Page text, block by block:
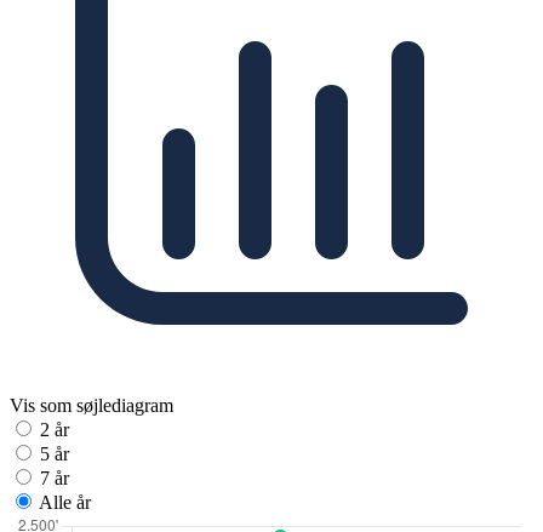
Vis som søjlediagram
2 år
5 år
7 år
Alle år